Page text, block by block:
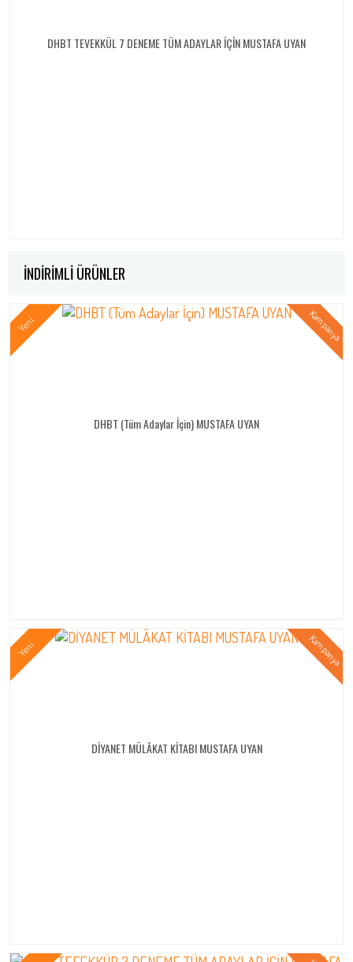
DHBT TEVEKKÜL 7 DENEME TÜM ADAYLAR İÇİN MUSTAFA UYAN
İNDİRİMLİ ÜRÜNLER
DHBT (Tüm Adaylar İçin) MUSTAFA UYAN
DİYANET MÜLÂKAT KİTABI MUSTAFA UYAN